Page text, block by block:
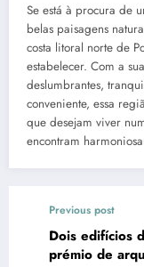
Se está à procura de
belas paisagens
costa litoral norte de
estabelecer. Com a
deslumbrantes,
conveniente, essa
que desejam viver
encontram
Previous post
Dois edifícios
prémio de